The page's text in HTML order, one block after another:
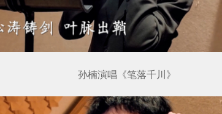
孙楠演唱《笔落千川》